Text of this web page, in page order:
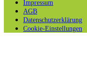
Impressum
AGB
Datenschutzerklärung
Cookie-Einstellungen